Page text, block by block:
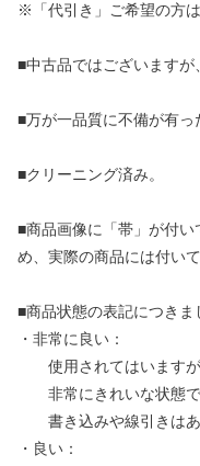
※「代引き」ご希望の方
■中古品ではございますが
■万が一品質に不備が有っ
■クリーニング済み。
■商品画像に「帯」が付
め、実際の商品には付い
■商品状態の表記につきま
・非常に良い：
使用されてはいますが
非常にきれいな状態で
書き込みや線引きはあ
・良い：